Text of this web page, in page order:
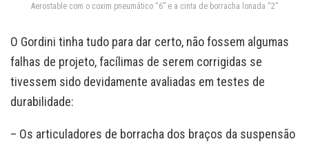
Aerostable com o coxim pneumático “6” e a cinta de borracha lonada “2”
O Gordini tinha tudo para dar certo, não fossem algumas
falhas de projeto, facílimas de serem corrigidas se
tivessem sido devidamente avaliadas em testes de
durabilidade:
– Os articuladores de borracha dos braços da suspensão